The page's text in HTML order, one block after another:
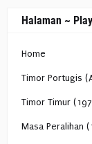
Halaman ~
Home
Timor Portugis
Timor Timur
Masa Peralihan